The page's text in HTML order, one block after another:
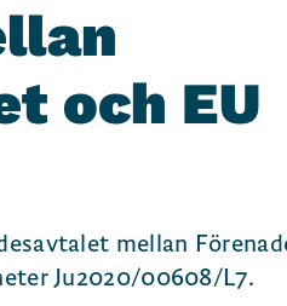
och EU
mellan
Ju2020/00608/L7.